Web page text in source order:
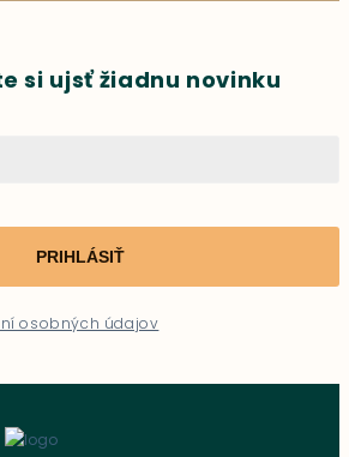
si ujsť žiadnu novinku
PRIHLÁSIŤ
osobných údajov